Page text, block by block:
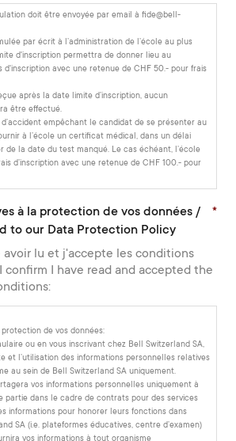
doit être envoyée par email à fide@bell-
par écrit à l’administration de l’école au plus
d'inscription permettra de donner lieu au
d'inscription avec une retenue de CHF 50.- pour frais
après la date limite d’inscription, aucun
être effectué.
empêchant le candidat de se présenter au
à l’école un certificat médical, dans un délai
de la date du test manqué. Le cas échéant, l’école
d’inscription avec une retenue de CHF 100.- pour
à la protection de vos données /
to our Data Protection Policy
*
avoir lu et j'accepte les conditions
confirm I have read and accepted the
de vos données:
ou en vous inscrivant chez Bell Switzerland SA,
et l’utilisation des informations personnelles relatives
au sein de Bell Switzerland SA uniquement.
vos informations personnelles uniquement à
partie dans le cadre de contrats pour des services
informations pour honorer leurs fonctions dans
SA (i.e. plateformes éducatives, centre d’examen)
vos informations à tout organisme